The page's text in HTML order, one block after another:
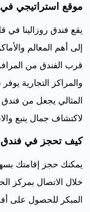
موقع استراتيجي
يقع فندق روزالينا في
إلى أهم المعالم
قرب الفندق من
والمراكز التجارية
المثالي يجعل من فندق
لاكتشاف جمال ينبع
كيف تحجز في فندق
يمكنك حجز إقامتك
خلال الاتصال بمركز
المبكر للحصول على